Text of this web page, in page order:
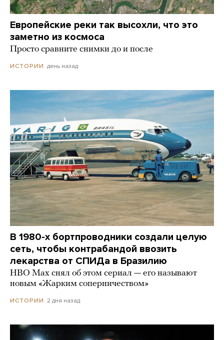
Европейские реки так высохли, что это
заметно из космоса
Просто сравните снимки до и после
ИСТОРИИ день назад
В 1980-х бортпроводники создали целую
сеть, чтобы контрабандой ввозить
лекарства от СПИДа в Бразилию
HBO Max снял об этом сериал — его называют
новым «Жарким соперничеством»
ИСТОРИИ 2 дня назад